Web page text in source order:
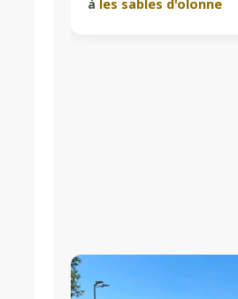
à les sables d'olonne